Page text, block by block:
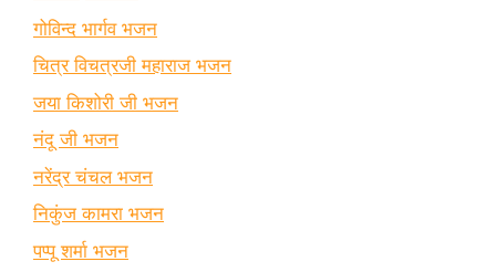
गोविन्द भार्गव भजन
चित्र विचत्रजी महाराज भजन
जया किशोरी जी भजन
नंदू जी भजन
नरेंद्र चंचल भजन
निकुंज कामरा भजन
पप्पू शर्मा भजन